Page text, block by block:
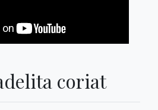
coriat